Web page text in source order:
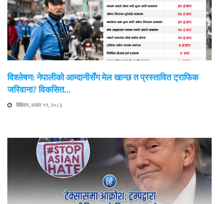
विश्लेषण: नेपालीको आम्दानीसँग मेल खान्छ त प्रस्तावित ट्राफिक
जरिवाना? विकसित…
बिहिवार, असार ११, २०८३